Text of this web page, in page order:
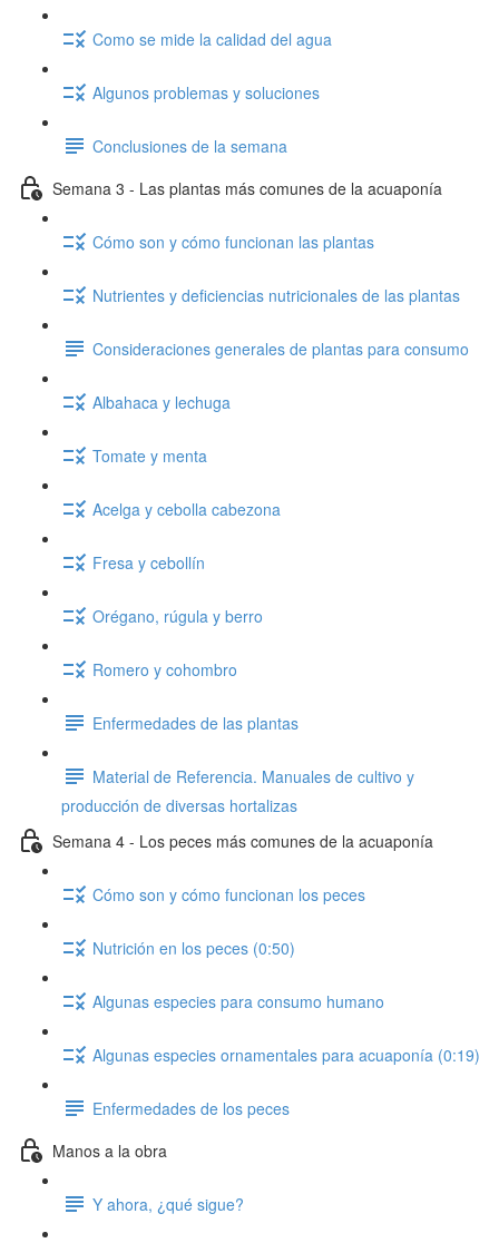
Como se mide la calidad del agua
Algunos problemas y soluciones
Conclusiones de la semana
Semana 3 - Las plantas más comunes de la acuaponía
Cómo son y cómo funcionan las plantas
Nutrientes y deficiencias nutricionales de las plantas
Consideraciones generales de plantas para consumo
Albahaca y lechuga
Tomate y menta
Acelga y cebolla cabezona
Fresa y cebollín
Orégano, rúgula y berro
Romero y cohombro
Enfermedades de las plantas
Material de Referencia. Manuales de cultivo y
producción de diversas hortalizas
Semana 4 - Los peces más comunes de la acuaponía
Cómo son y cómo funcionan los peces
Nutrición en los peces (0:50)
Algunas especies para consumo humano
Algunas especies ornamentales para acuaponía (0:19)
Enfermedades de los peces
Manos a la obra
Y ahora, ¿qué sigue?